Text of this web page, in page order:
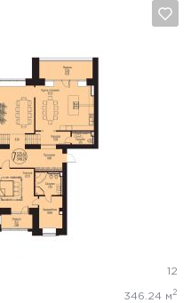
12
346.24 м 2
Отмена